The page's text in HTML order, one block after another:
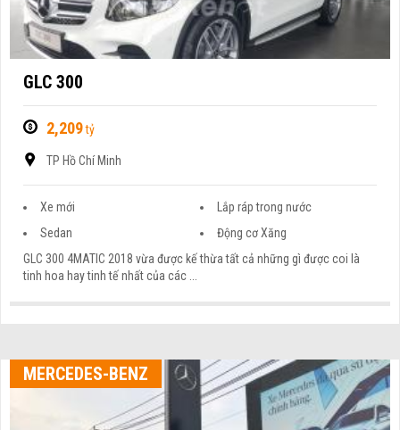
GLC 300
2,209tỷ
TP Hồ Chí Minh
Xe mới
Lắp ráp trong nước
Sedan
Động cơ Xăng
GLC 300 4MATIC 2018 vừa được kế thừa tất cả những gì được coi là
tinh hoa hay tinh tế nhất của các ...
MERCEDES-BENZ